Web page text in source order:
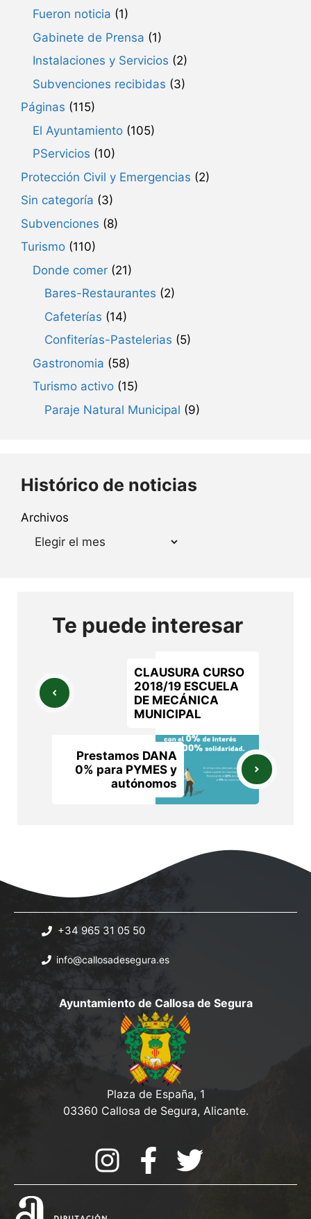
Fueron noticia (1)
Gabinete de Prensa (1)
Instalaciones y Servicios (2)
Subvenciones recibidas (3)
Páginas (115)
El Ayuntamiento (105)
PServicios (10)
Protección Civil y Emergencias (2)
Sin categoría (3)
Subvenciones (8)
Turismo (110)
Donde comer (21)
Bares-Restaurantes (2)
Cafeterías (14)
Confiterías-Pastelerias (5)
Gastronomia (58)
Turismo activo (15)
Paraje Natural Municipal (9)
Histórico de noticias
Archivos
Te puede interesar
CLAUSURA CURSO
2018/19 ESCUELA
DE MECÁNICA
MUNICIPAL
Prestamos DANA
0% para PYMES y
autónomos
+34 965 31 05 50
info@callosadesegura.es
Ayuntamiento de Callosa de Segura
Plaza de España, 1
03360 Callosa de Segura, Alicante.